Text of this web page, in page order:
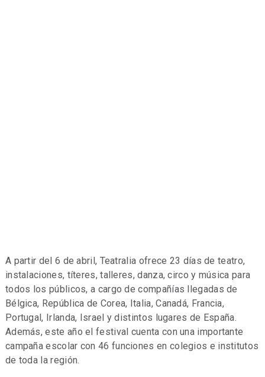
A partir del 6 de abril, Teatralia ofrece 23 días de teatro,
instalaciones, títeres, talleres, danza, circo y música para
todos los públicos, a cargo de compañías llegadas de
Bélgica, República de Corea, Italia, Canadá, Francia,
Portugal, Irlanda, Israel y distintos lugares de España.
Además, este año el festival cuenta con una importante
campaña escolar con 46 funciones en colegios e institutos
de toda la región.